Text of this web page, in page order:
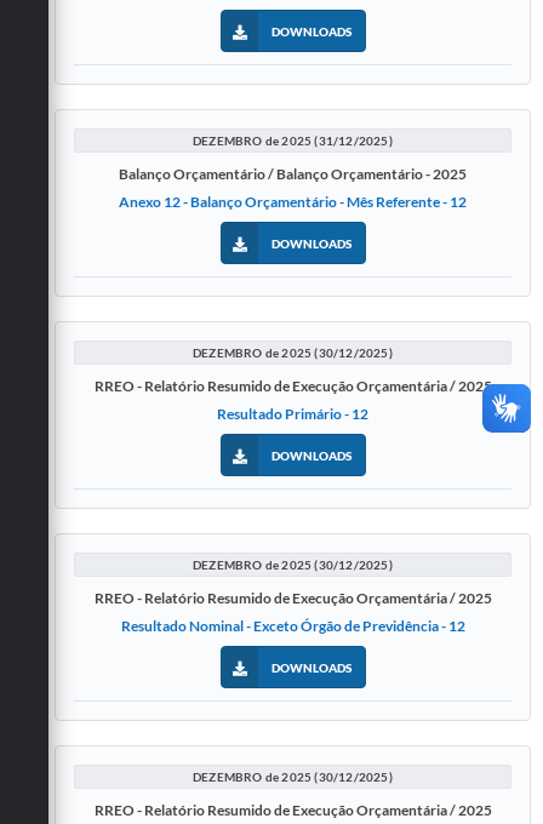
DOWNLOADS
DEZEMBRO de 2025 (31/12/2025)
Balanço Orçamentário / Balanço Orçamentário - 2025
Anexo 12 - Balanço Orçamentário - Mês Referente - 12
DOWNLOADS
DEZEMBRO de 2025 (30/12/2025)
RREO - Relatório Resumido de Execução Orçamentária / 2025
Resultado Primário - 12
DOWNLOADS
DEZEMBRO de 2025 (30/12/2025)
RREO - Relatório Resumido de Execução Orçamentária / 2025
Resultado Nominal - Exceto Órgão de Previdência - 12
DOWNLOADS
DEZEMBRO de 2025 (30/12/2025)
RREO - Relatório Resumido de Execução Orçamentária / 2025